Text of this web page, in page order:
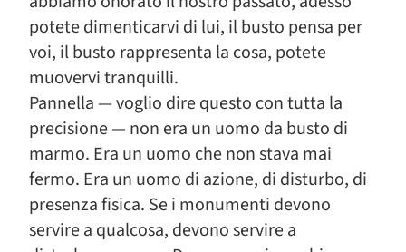
potete dimenticarvi di lui, il busto pensa per
voi, il busto rappresenta la cosa, potete
muovervi tranquilli.
Pannella — voglio dire questo con tutta la
precisione — non era un uomo da busto di
marmo. Era un uomo che non stava mai
fermo. Era un uomo di azione, di disturbo, di
presenza fisica. Se i monumenti devono
servire a qualcosa, devono servire a